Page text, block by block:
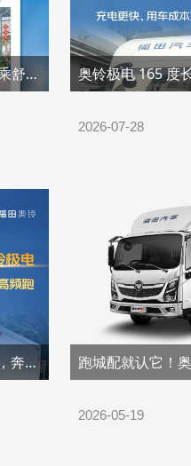
用户反馈 | 盲定顶配极电，驾乘舒适、成本低，国道长途都能打！
2026-07-28
用户口碑认证｜高顶卧铺设计，奔波途中也能安享从容休憩
2026-05-19